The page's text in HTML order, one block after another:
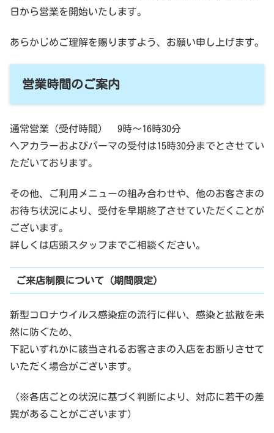
日から営業を開始いたします。
あらかじめご理解を賜りますよう、お願い申し上げます。
営業時間のご案内
通常営業（受付時間） 9時～16時30分
ヘアカラーおよびパーマの受付は15時30分までとさせてい
ただいております。
その他、ご利用メニューの組み合わせや、他のお客さまの
お待ち状況により、受付を早期終了させていただくことが
ございます。
詳しくは店頭スタッフまでご相談ください。
ご来店制限について（期間限定）
新型コロナウイルス感染症の流行に伴い、感染と拡散を未
然に防ぐため、
下記いずれかに該当されるお客さまの入店をお断りさせて
いただく場合がございます。
（※各店ごとの状況に基づく判断により、対応に若干の差
異があることがございます）